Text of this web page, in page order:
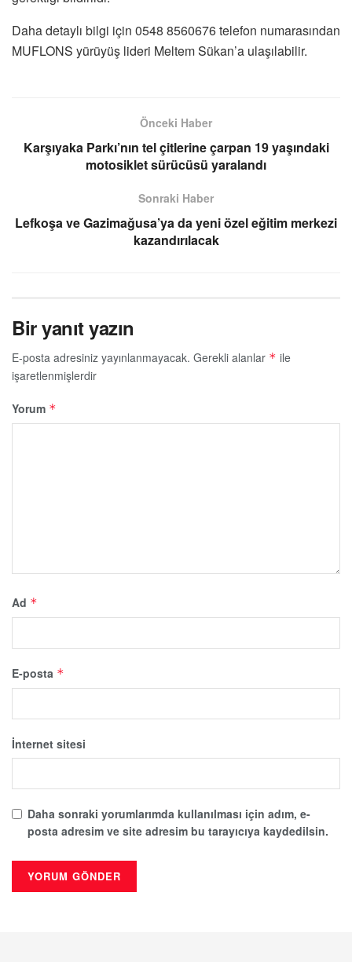
Daha detaylı bilgi için 0548 8560676 telefon numarasından
MUFLONS yürüyüş lideri Meltem Sükan’a ulaşılabilir.
Önceki Haber
Karşıyaka Parkı’nın tel çitlerine çarpan 19 yaşındaki
motosiklet sürücüsü yaralandı
Sonraki Haber
Lefkoşa ve Gazimağusa’ya da yeni özel eğitim merkezi
kazandırılacak
Bir yanıt yazın
E-posta adresiniz yayınlanmayacak. Gerekli alanlar * ile
işaretlenmişlerdir
Yorum *
Ad *
E-posta *
İnternet sitesi
Daha sonraki yorumlarımda kullanılması için adım, e-
posta adresim ve site adresim bu tarayıcıya kaydedilsin.